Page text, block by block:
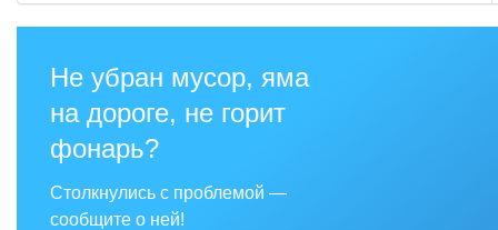
Не убран мусор, яма
на дороге, не горит
фонарь?
Столкнулись с проблемой —
сообщите о ней!